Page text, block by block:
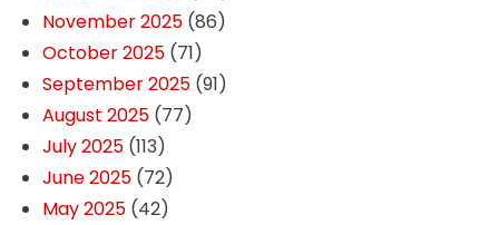
November 2025(86)
October 2025(71)
September 2025(91)
August 2025(77)
July 2025(113)
June 2025(72)
May 2025(42)